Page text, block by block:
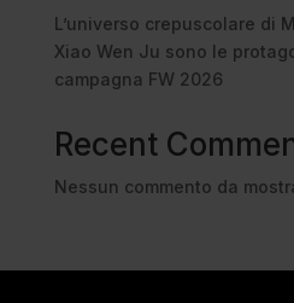
L’universo crepuscolare di
Xiao Wen Ju sono le
campagna FW 2026
Recent
Nessun commento da